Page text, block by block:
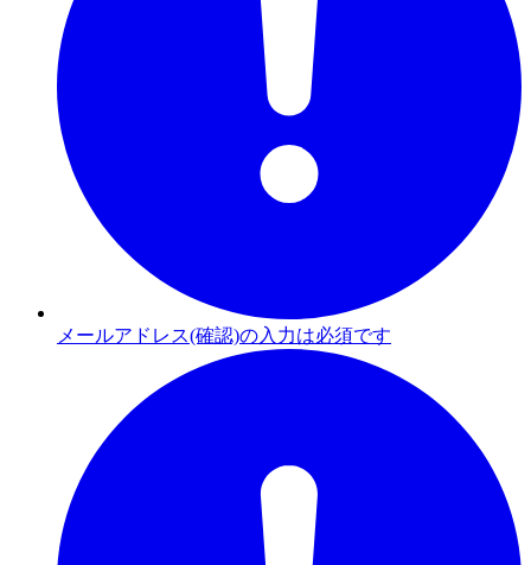
メールアドレス(確認)の入力は必須です